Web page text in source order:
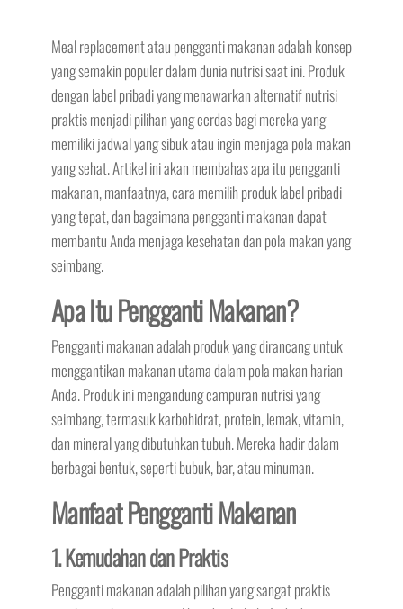
Meal replacement atau pengganti makanan adalah konsep
yang semakin populer dalam dunia nutrisi saat ini. Produk
dengan label pribadi yang menawarkan alternatif nutrisi
praktis menjadi pilihan yang cerdas bagi mereka yang
memiliki jadwal yang sibuk atau ingin menjaga pola makan
yang sehat. Artikel ini akan membahas apa itu pengganti
makanan, manfaatnya, cara memilih produk label pribadi
yang tepat, dan bagaimana pengganti makanan dapat
membantu Anda menjaga kesehatan dan pola makan yang
seimbang.
Apa Itu Pengganti Makanan?
Pengganti makanan adalah produk yang dirancang untuk
menggantikan makanan utama dalam pola makan harian
Anda. Produk ini mengandung campuran nutrisi yang
seimbang, termasuk karbohidrat, protein, lemak, vitamin,
dan mineral yang dibutuhkan tubuh. Mereka hadir dalam
berbagai bentuk, seperti bubuk, bar, atau minuman.
Manfaat Pengganti Makanan
1. Kemudahan dan Praktis
Pengganti makanan adalah pilihan yang sangat praktis